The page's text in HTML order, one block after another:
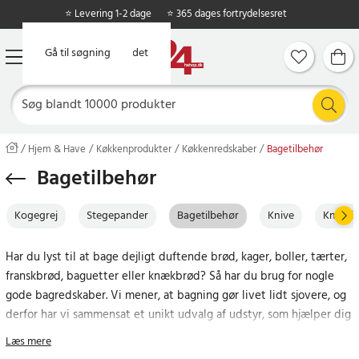
Gå til hovedindholdet
Gå til søgning
⭐ Levering 1-2 dage ⭐ 365 dages fortrydelsesret
Hjem & Have Køkkenprodukter Køkkenredskaber Bagetilbehør
Bagetilbehør
Kogegrej Stegepander Bagetilbehør Knive
Har du lyst til at bage dejligt duftende brød, kager, boller, tærter,
franskbrød, baguetter eller knækbrød? Så har du brug for nogle
gode bagredskaber. Vi mener, at bagning gør livet lidt sjovere, og
derfor har vi sammensat et unikt udvalg af udstyr, som hjælper dig
med at servere morgenmad og kaffehygge, der giver mange
Læs mere